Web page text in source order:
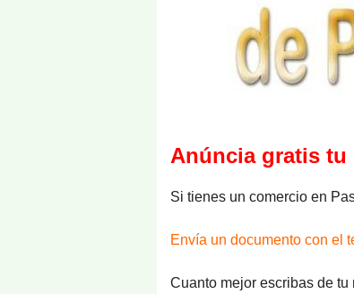
Anúncia gratis tu
Si tienes un comercio en
Envía un documento con el
Cuanto mejor escribas de